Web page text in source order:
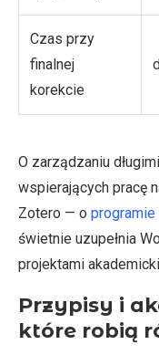
Czas przy
finalnej
korekcie
O zarządzaniu
wspierających pracę
Zotero — o
świetnie uzupełnia
projektami
Przypisy i
które robią